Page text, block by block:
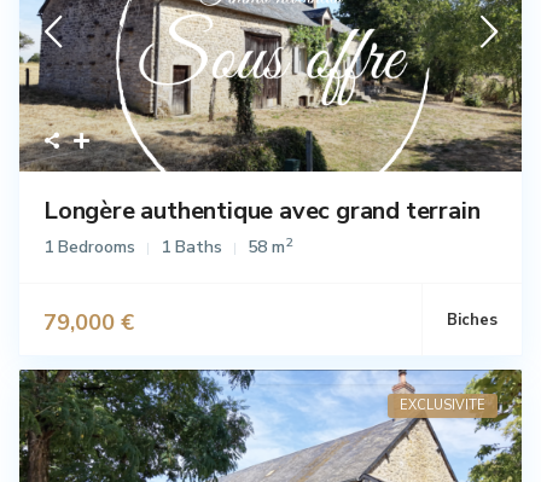
Longère authentique avec grand terrain
1 Bedrooms 1 Baths 58 m2
79,000 € Biches
EXCLUSIVITE